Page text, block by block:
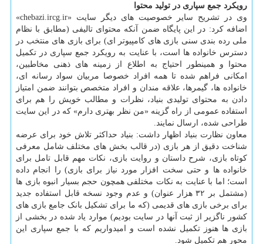
رویکرد جمع سپاری در تولید محتوا
وی در تشریح سایر خصوصیت های دیگر سایت «chebazi.ircg.ir»
اضافه کرد: در این پایگاه ضمن آنکه محتوای تالیفی (مطابق با نظام
ملی رده بندی سنی بازی های کامپیوتر ای) برای بازی های منتخب در
دسترس خانواده ها است، با عنایت به رویکرد جمع سپاری در تکمیل
محتوا و همینطور احتیاج به اطلاع از زمینه های ذهنی مخاطبین،
امکانی فراهم شده تا همه افراد خصوصا مربیان سواد رسانه ای،
خانواده ها، گیمرها، علاقه مندان و افراد متخصص بتوانند ضمن امتیاز
دادن به محتوای تولیدی بنیاد، نظرات و مطالب خویش را هم برای
استفاده عمومی از راه گزینه «من نظر بهتری دارم» که در این سایت
طراحی شده، ارسال نمایند.
معاون نظارت بنیاد اظهار داشت: بنیاد حداکثر تلاش خود برای عرضه
شناخت دقیق از هر بازی (در قالب بخش های مختلف شامل معرفی
کوتاه بازی، شرح داستان و روایت بازی، نکات مهم قابل تامل برای
خانواده ها و حتی سخت افزار مورد نیاز برای بازی) را انجام داده
است؛ اما با عنایت به نکات مختلفی همچون حجم بسیار انبوه بازی ها
(مشتمل بر ۳۲ هزار عنوان) و عدم وجود نسخه قابل استفاده جدید
برای برخی بازی های قدیمی (که ما برای تشکیل بانک جامع بازی های
کشور ناگزیر از ثبت آنها در سایت بودیم) موارد یاد شده در بخشی از
بازی ها هنوز تکمیل نشده است و امیدواریم که با جمع سپاری این
محور هم تکمیل شود.